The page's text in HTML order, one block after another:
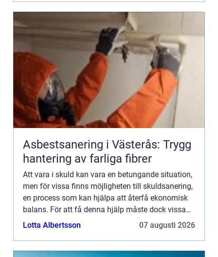
Asbestsanering i Västerås: Trygg
hantering av farliga fibrer
Att vara i skuld kan vara en betungande situation,
men för vissa finns möjligheten till skuldsanering,
en process som kan hjälpa att återfå ekonomisk
balans. För att få denna hjälp måste dock vissa
kra...
Lotta Albertsson 07 augusti 2026